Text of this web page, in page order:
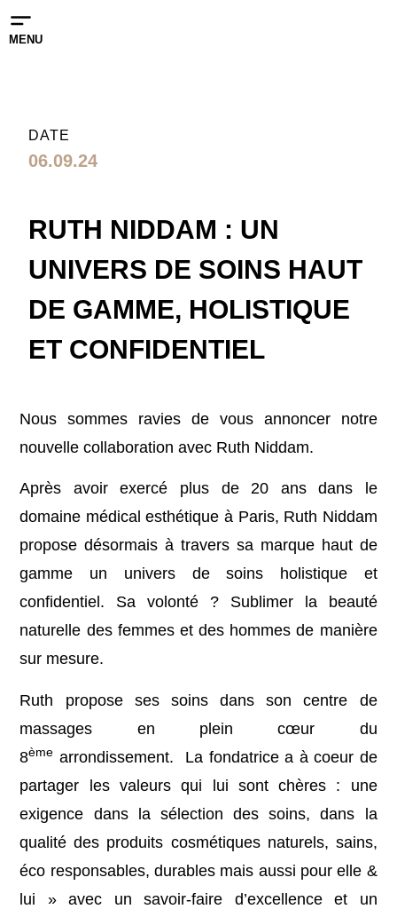
MENU
DATE
06.09.24
RUTH NIDDAM : UN
UNIVERS DE SOINS HAUT
DE GAMME, HOLISTIQUE
ET CONFIDENTIEL
Nous sommes ravies de vous annoncer notre
nouvelle collaboration avec Ruth Niddam.
Après avoir exercé plus de 20 ans dans le
domaine médical esthétique à Paris, Ruth Niddam
propose désormais à travers sa marque haut de
gamme un univers de soins holistique et
confidentiel. Sa volonté ? Sublimer la beauté
naturelle des femmes et des hommes de manière
sur mesure.
Ruth propose ses soins dans son centre de
massages en plein cœur du
8ème arrondissement. La fondatrice a à coeur de
partager les valeurs qui lui sont chères : une
exigence dans la sélection des soins, dans la
qualité des produits cosmétiques naturels, sains,
éco responsables, durables mais aussi pour elle &
lui » avec un savoir-faire d’excellence et un